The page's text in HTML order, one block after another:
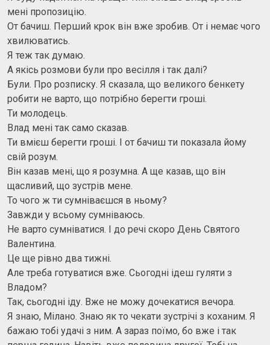
мені пропозицію.
От бачиш. Перший крок він вже зробив. От і немає чого
хвилюватись.
Я теж так думаю.
А якісь розмови були про весілля і так далі?
Були. Про розписку. Я сказала, що великого бенкету
робити не варто, що потрібно берегти гроші.
Ти молодець.
Влад мені так само сказав.
Ти вмієш берегти гроші. І от бачиш ти показала йому
свій розум.
Він казав мені, що я розумна. А ще казав, що він
щасливий, що зустрів мене.
То чого ж ти сумніваєшся в ньому?
Завжди у всьому сумніваюсь.
Не варто сумніватися. І до речі скоро День Святого
Валентина.
Це ще рівно два тижні.
Але треба готуватися вже. Сьогодні ідеш гуляти з
Владом?
Так, сьогодні іду. Вже не можу дочекатися вечора.
Я знаю, Мілано. Знаю як то чекати зустрічі з коханим. Я
бажаю тобі удачі з ним. А зараз поїмо, бо вже і так